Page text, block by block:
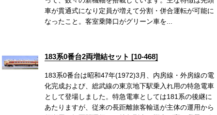
車が貫通式になり定員が増えて分割・併合運転が可能に
なったこと。客室乗降口がグリーン車を...
183系0番台2両増結セット [10-468]
183系0番台は昭和47年(1972)3月、内房線・外房線の電
化完成および、総武線の東京地下駅乗入れ用の特急電車
として登場しました。特急電車としては181系の後継に
あたりますが、従来の長距離旅客輸送が主体の運用から